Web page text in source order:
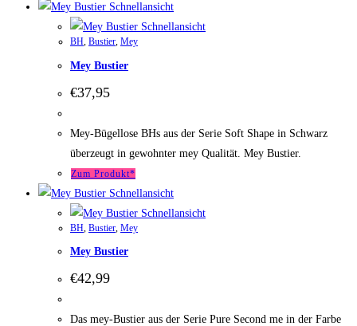
Schnellansicht
Schnellansicht
BH, Bustier, Mey
Mey Bustier
€37,95
Mey-Bügellose BHs aus der Serie Soft Shape in Schwarz
überzeugt in gewohnter mey Qualität. Mey Bustier.
Zum Produkt*
Schnellansicht
Schnellansicht
BH Bustier Mey
Mey Bustier
€42,99
Das mey-Bustier aus der Serie Pure Second me in der Farbe